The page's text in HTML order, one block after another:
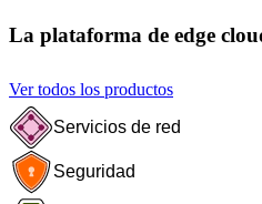
La plataforma de edge
Ver todos los productos
Servicios de red
Seguridad